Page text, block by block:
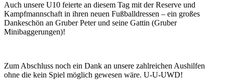
Auch unsere U10 feierte an diesem Tag mit der Reserve und
Kampfmannschaft in ihren neuen Fußballdressen – ein großes
Dankeschön an Gruber Peter und seine Gattin (Gruber
Minibaggerungen)!
Zum Abschluss noch ein Dank an unsere zahlreichen Aushilfen
ohne die kein Spiel möglich gewesen wäre. U-U-UWD!